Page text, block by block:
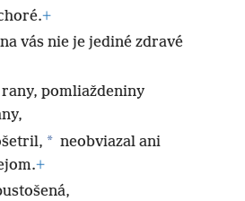
+
vás nie je jediné zdravé
pomliaždeniny
* neobviazal ani
+